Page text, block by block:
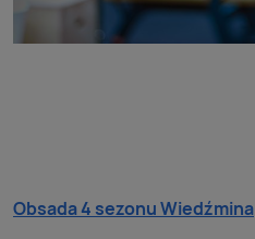
Obsada 4 sezonu Wiedźmina